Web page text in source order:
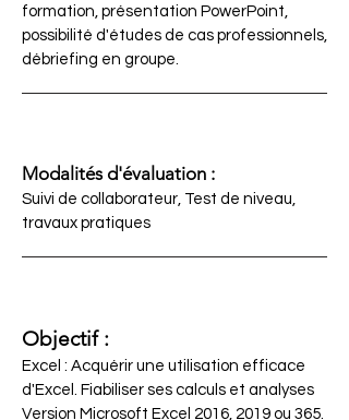
formation, présentation PowerPoint,
possibilité d'études de cas professionnels,
débriefing en groupe.
Modalités d'évaluation :
Suivi de collaborateur, Test de niveau,
travaux pratiques
Objectif :
Excel : Acquérir une utilisation efficace
d'Excel. Fiabiliser ses calculs et analyses
Version Microsoft Excel 2016, 2019 ou 365.